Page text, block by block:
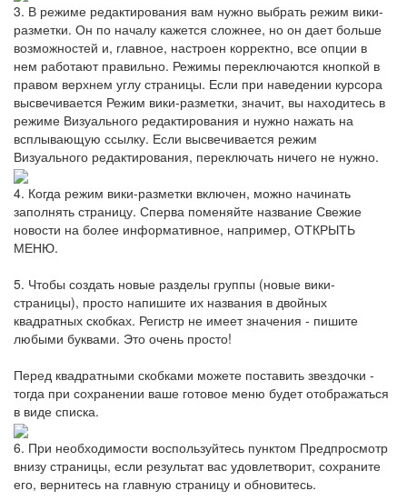
3. В режиме редактирования вам нужно выбрать режим вики-
разметки. Он по началу кажется сложнее, но он дает больше
возможностей и, главное, настроен корректно, все опции в
нем работают правильно. Режимы переключаются кнопкой в
правом верхнем углу страницы. Если при наведении курсора
высвечивается Режим вики-разметки, значит, вы находитесь в
режиме Визуального редактирования и нужно нажать на
всплывающую ссылку. Если высвечивается режим
Визуального редактирования, переключать ничего не нужно.
4. Когда режим вики-разметки включен, можно начинать
заполнять страницу. Сперва поменяйте название Свежие
новости на более информативное, например, ОТКРЫТЬ
МЕНЮ.
5. Чтобы создать новые разделы группы (новые вики-
страницы), просто напишите их названия в двойных
квадратных скобках. Регистр не имеет значения - пишите
любыми буквами. Это очень просто!
Перед квадратными скобками можете поставить звездочки -
тогда при сохранении ваше готовое меню будет отображаться
в виде списка.
6. При необходимости воспользуйтесь пунктом Предпросмотр
внизу страницы, если результат вас удовлетворит, сохраните
его, вернитесь на главную страницу и обновитесь.